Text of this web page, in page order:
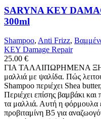
SARYNA KEY
300ml
Shampoo, Anti Frizz,
KEY Damage Repair
25.00 €
ΓΙΑ ΤΑΛΑΙΠΩΡΗΜΕΝΑ
μαλλιά με ψαλίδα. Πώς
Shampoo περιέχει Shea
Περιέχει επίσης βαμβάκι
τα μαλλιά. Αυτή η φόρμουλα
προβιταμίνη Β5 για